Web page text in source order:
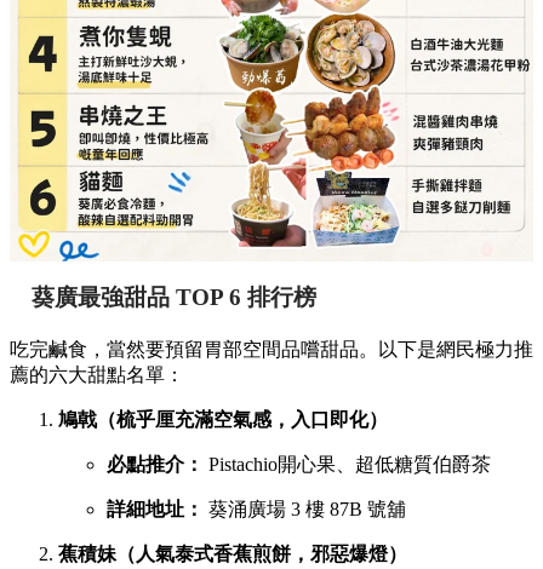
葵廣最強甜品 TOP 6 排行榜
吃完鹹食，當然要預留胃部空間品嚐甜品。以下是網民極力推
薦的六大甜點名單：
鳩戟（梳乎厘充滿空氣感，入口即化）
必點推介： Pistachio開心果、超低糖質伯爵茶
詳細地址： 葵涌廣場 3 樓 87B 號舖
蕉積妹（人氣泰式香蕉煎餅，邪惡爆燈）